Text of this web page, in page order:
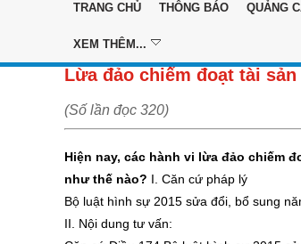
TRANG CHỦ THÔNG BÁO QUẢNG
XEM THÊM...
Lừa đảo chiếm đoạt tài sản
(Số lần đọc 320)
Hiện nay, các hành vi lừa đảo chiếm
như thế nào? I. Căn cứ pháp lý
Bộ luật hình sự 2015 sửa đổi, bổ sung
II. Nội dung tư vấn: